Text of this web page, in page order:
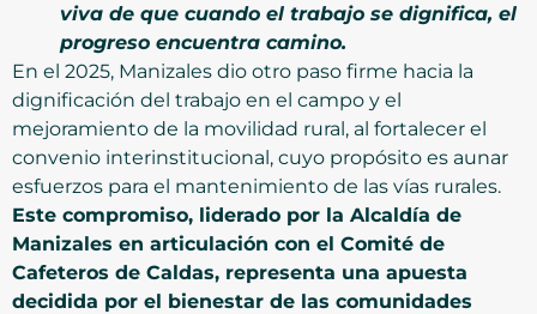
viva de que cuando el trabajo se dignifica, el
progreso encuentra camino.
En el 2025, Manizales dio otro paso firme hacia la
dignificación del trabajo en el campo y el
mejoramiento de la movilidad rural, al fortalecer el
convenio interinstitucional, cuyo propósito es aunar
esfuerzos para el mantenimiento de las vías rurales.
Este compromiso, liderado por la Alcaldía de
Manizales en articulación con el Comité de
Cafeteros de Caldas, representa una apuesta
decidida por el bienestar de las comunidades